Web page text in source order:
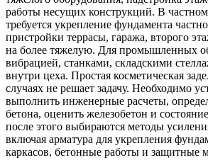
работы несущих конструкций. В частном
требуется укрепление фундамента
пристройки террасы, гаража, второго
на более тяжелую. Для промышленных
вибрацией, станками, складскими
внутри цеха. Простая косметическая
случаях не решает задачу. Необходимо
выполнить инженерные расчеты,
бетона, оценить железобетон и
после этого выбираются методы
включая арматура для укрепления
каркасов, бетонные работы и защитные